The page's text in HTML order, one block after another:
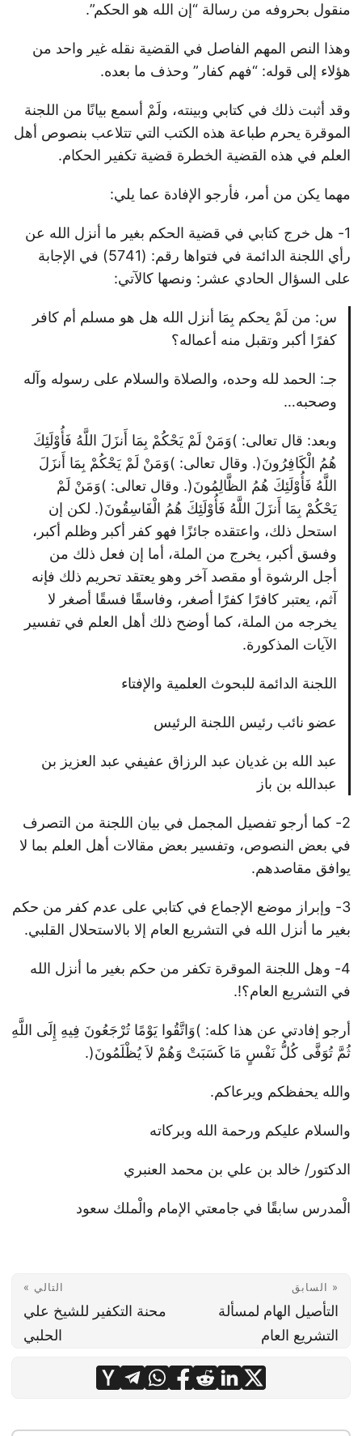
منقول بحروفه من رسالة “إن الله هو الحكم”.
وهذا النص المهم الفاصل في القضية نقله غير واحد من
هؤلاء إلى قوله: “فهم كفار” وحذف ما بعده.
وقد أثبت ذلك في كتابي وبينته، ولَمْ أسمع بيانًا من اللجنة
الموقرة يحرم طباعة هذه الكتب التي تتلاعب بنصوص أهل
العلم في هذه القضية الخطرة قضية تكفير الحكام.
مهما يكن من أمر، فأرجو الإفادة عما يلي:
1- هل خرج كتابي في قضية الحكم بغير ما أنزل الله عن
رأي اللجنة الدائمة في فتواها رقم: (5741) في الإجابة
على السؤال الحادي عشر: ونصها كالآتي:
س: من لَمْ يحكم بِمَا أنزل الله هل هو مسلم أم كافر
كفرًا أكبر وتقبل منه أعماله؟
جـ: الحمد لله وحده، والصلاة والسلام على رسوله وآله
وصحبه…
وبعد: قال تعالى: )وَمَنْ لَمْ يَحْكُمْ بِمَا أَنزَلَ اللَّهُ فَأُوْلَئِكَ
هُمُ الْكَافِرُونَ(. وقال تعالى: )وَمَنْ لَمْ يَحْكُمْ بِمَا أَنزَلَ
اللَّهُ فَأُوْلَئِكَ هُمُ الظَّالِمُونَ(. وقال تعالى: )وَمَنْ لَمْ
يَحْكُمْ بِمَا أَنزَلَ اللَّهُ فَأُوْلَئِكَ هُمُ الْفَاسِقُونَ(. لكن إن
استحل ذلك، واعتقده جائزًا فهو كفر أكبر وظلم أكبر،
وفسق أكبر، يخرج من الملة، أما إن فعل ذلك من
أجل الرشوة أو مقصد آخر وهو يعتقد تحريم ذلك فإنه
آثم، يعتبر كافرًا كفرًا أصغر، وفاسقًا فسقًا أصغر لا
يخرجه من الملة، كما أوضح ذلك أهل العلم في تفسير
الآيات المذكورة.
اللجنة الدائمة للبحوث العلمية والإفتاء
عضو نائب رئيس اللجنة الرئيس
عبد الله بن غديان عبد الرزاق عفيفي عبد العزيز بن
عبدالله بن باز
2- كما أرجو تفصيل المجمل في بيان اللجنة من التصرف
في بعض النصوص، وتفسير بعض مقالات أهل العلم بما لا
يوافق مقاصدهم.
3- وإبراز موضع الإجماع في كتابي على عدم كفر من حكم
بغير ما أنزل الله في التشريع العام إلا بالاستحلال القلبي.
4- وهل اللجنة الموقرة تكفر من حكم بغير ما أنزل الله
في التشريع العام؟!.
أرجو إفادتي عن هذا كله: )وَاتَّقُوا يَوْمًا تُرْجَعُونَ فِيهِ إِلَى اللَّهِ
ثُمَّ تُوَفَّى كُلُّ نَفْسٍ مَا كَسَبَتْ وَهُمْ لاَ يُظْلَمُونَ(.
والله يحفظكم ويرعاكم.
والسلام عليكم ورحمة الله وبركاته
الدكتور/ خالد بن علي بن محمد العنبري
الْمدرس سابقًا في جامعتي الإمام والْملك سعود
« السابق
التأصيل الهام لمسألة
التشريع العام
التالي »
محنة التكفير للشيخ علي
الحلبي